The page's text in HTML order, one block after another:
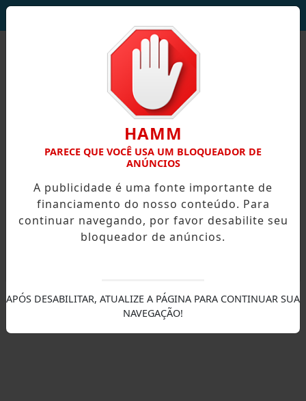
HAMM
PARECE QUE VOCÊ USA UM BLOQUEADOR DE
ANÚNCIOS
A publicidade é uma fonte importante de
financiamento do nosso conteúdo. Para
continuar navegando, por favor desabilite seu
bloqueador de anúncios.
APÓS DESABILITAR, ATUALIZE A PÁGINA PARA CONTINUAR SUA
NAVEGAÇÃO!